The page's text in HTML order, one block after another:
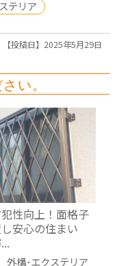
テリア
【投稿日】2025年5月29日
い。
性向上！面格子
安心の住まい
外構･エクステリア